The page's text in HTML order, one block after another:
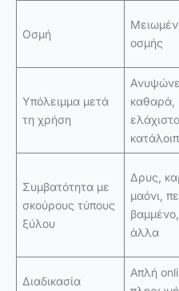
Οσμή
οσμής
Υπόλειμμα μετά
τη χρήση
καθαρά,
Συμβατότητα με
σκούρους τύπους
ξύλου
Δρυς,
μαόνι,
άλλα
Διαδικασία
Απλή